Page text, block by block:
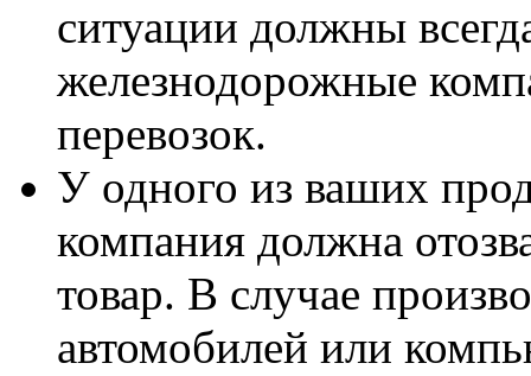
ситуации должны
железнодорожные
перевозок.
У одного из ваших
компания должна
товар. В случае
автомобилей или